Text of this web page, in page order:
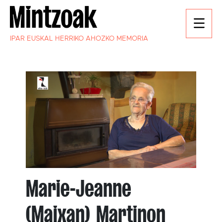
IPAR EUSKAL HERRIKO AHOZKO MEMORIA
Marie-Jeanne
(Maixan) Martinon